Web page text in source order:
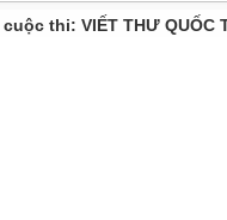
thi: VIẾT THƯ QUỐC